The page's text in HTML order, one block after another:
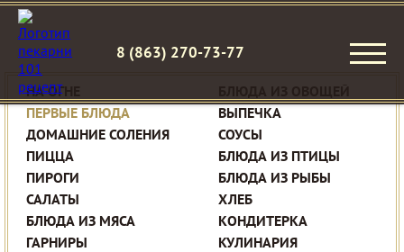
8 (863) 270-73-77
НА ОГНЕ
ПЕРВЫЕ БЛЮДА
ДОМАШНИЕ СОЛЕНИЯ
ПИЦЦА
ПИРОГИ
САЛАТЫ
БЛЮДА ИЗ МЯСА
ГАРНИРЫ
ВЫПЕЧКА
СОУСЫ
БЛЮДА ИЗ ПТИЦЫ
БЛЮДА ИЗ РЫБЫ
ХЛЕБ
КОНДИТЕРКА
КУЛИНАРИЯ